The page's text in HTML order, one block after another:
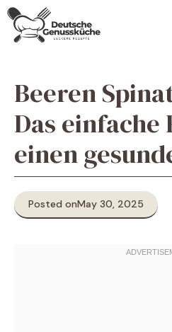
Skip
content
Beeren
Das einfache
einen
Posted onMay 30, 2025